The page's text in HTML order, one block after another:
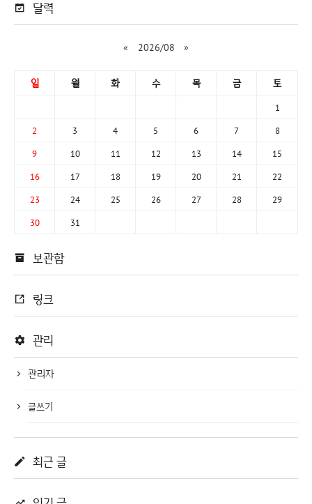
달력
« 2026/08 »
일 월 화 수 목 금 토
1
2 3 4 5 6 7 8
9 10 11 12 13 14 15
16 17 18 19 20 21 22
23 24 25 26 27 28 29
30 31
보관함
링크
관리
관리자
글쓰기
최근 글